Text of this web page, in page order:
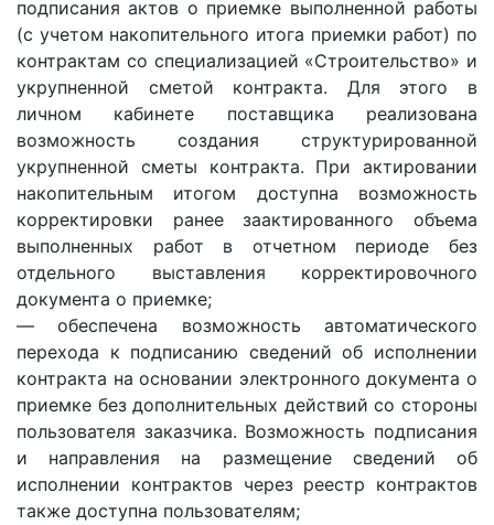
подписания актов о приемке выполненной работы
(с учетом накопительного итога приемки работ) по
контрактам со специализацией «Строительство» и
укрупненной сметой контракта. Для этого в
личном кабинете поставщика реализована
возможность создания структурированной
укрупненной сметы контракта. При актировании
накопительным итогом доступна возможность
корректировки ранее заактированного объема
выполненных работ в отчетном периоде без
отдельного выставления корректировочного
документа о приемке;
— обеспечена возможность автоматического
перехода к подписанию сведений об исполнении
контракта на основании электронного документа о
приемке без дополнительных действий со стороны
пользователя заказчика. Возможность подписания
и направления на размещение сведений об
исполнении контрактов через реестр контрактов
также доступна пользователям;